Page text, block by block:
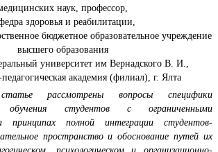
наук, профессор,
здоровья и реабилитации,
бюджетное образовательное учреждение
высшего образования
университет им Вернадского В. И.,
академия (филиал), г. Ялта
рассмотрены вопросы специфики
обучения студентов с ограниченными
принципах полной интеграции студентов-
пространство и обоснование путей их